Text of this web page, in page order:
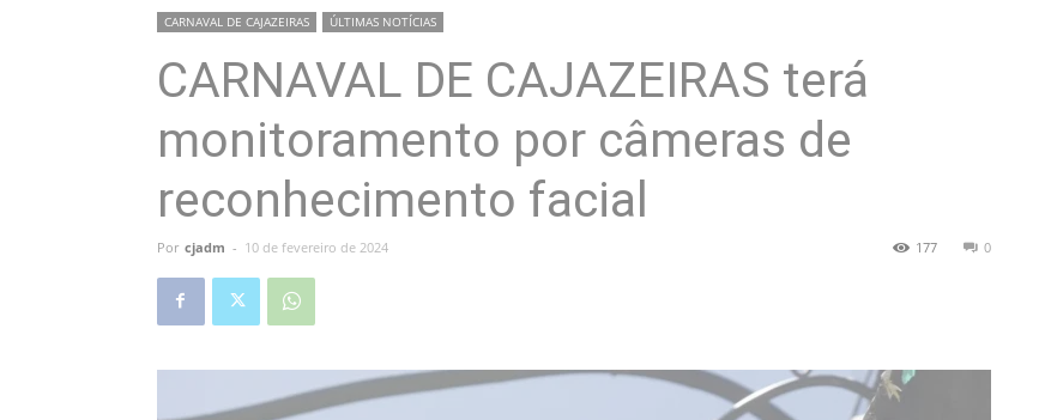
CARNAVAL DE CAJAZEIRAS ÚLTIMAS NOTÍCIAS
CARNAVAL DE CAJAZEIRAS terá
monitoramento por câmeras de
reconhecimento facial
Por cjadm - 10 de fevereiro de 2024 0
177